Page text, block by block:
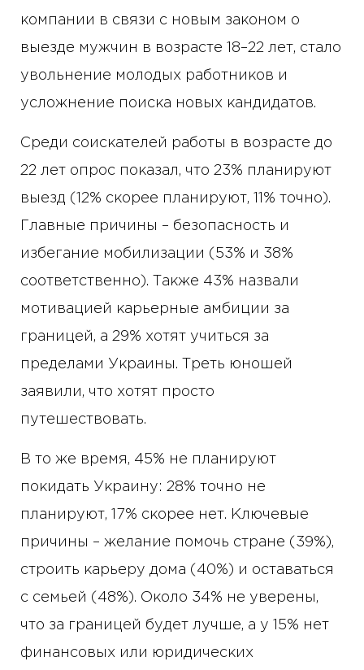
компании в связи с новым законом о
выезде мужчин в возрасте 18–22 лет, стало
увольнение молодых работников и
усложнение поиска новых кандидатов.
Среди соискателей работы в возрасте до
22 лет опрос показал, что 23% планируют
выезд (12% скорее планируют, 11% точно).
Главные причины – безопасность и
избегание мобилизации (53% и 38%
соответственно). Также 43% назвали
мотивацией карьерные амбиции за
границей, а 29% хотят учиться за
пределами Украины. Треть юношей
заявили, что хотят просто
путешествовать.
В то же время, 45% не планируют
покидать Украину: 28% точно не
планируют, 17% скорее нет. Ключевые
причины – желание помочь стране (39%),
строить карьеру дома (40%) и оставаться
с семьей (48%). Около 34% не уверены,
что за границей будет лучше, а у 15% нет
финансовых или юридических